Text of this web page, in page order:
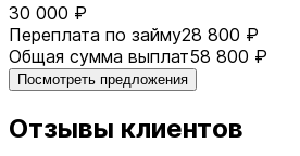
30 000 ₽
Переплата по займу28 800 ₽
Общая сумма выплат58 800 ₽
Посмотреть предложения
Отзывы клиентов